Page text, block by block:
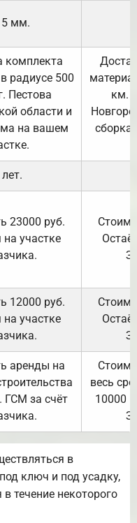
5 мм.
комплекта
радиусе 500
Пестова
области и
на вашем
км.
23000 руб.
на участке
12000 руб.
на участке
аренды на
ГСМ за счёт
весь
10000
в
ключ и под усадку,
течение некоторого